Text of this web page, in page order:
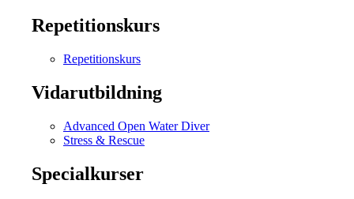
Repetitionskurs
Repetitionskurs
Vidarutbildning
Advanced Open Water Diver
Stress & Rescue
Specialkurser